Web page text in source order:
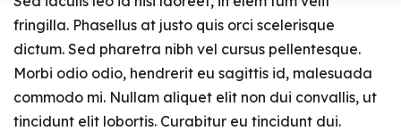
fringilla. Phasellus at justo quis orci scelerisque
dictum. Sed pharetra nibh vel cursus pellentesque.
Morbi odio odio, hendrerit eu sagittis id, malesuada
commodo mi. Nullam aliquet elit non dui convallis, ut
tincidunt elit lobortis. Curabitur eu tincidunt dui.